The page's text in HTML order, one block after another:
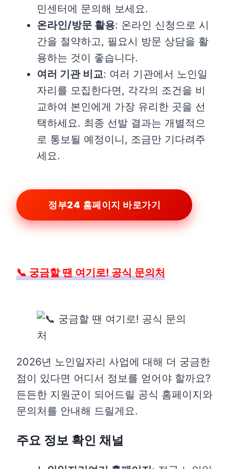
민센터에 문의해 보세요.
온라인/방문 활용: 온라인 신청으로 시
간을 절약하고, 필요시 방문 상담을 활
용하는 것이 좋습니다.
여러 기관 비교: 여러 기관에서 노인일
자리를 모집한다면, 각각의 조건을 비
교하여 본인에게 가장 유리한 곳을 선
택하세요. 최종 선발 결과는 개별적으
로 통보될 예정이니, 조금만 기다려주
세요.
정부24 홈페이지 바로가기
📞 궁금할 땐 여기로! 공식 문의처
2026년 노인일자리 사업에 대해 더 궁금한
점이 있다면 어디서 정보를 얻어야 할까요?
든든한 지원군이 되어드릴 공식 홈페이지와
문의처를 안내해 드릴게요.
주요 정보 확인 채널